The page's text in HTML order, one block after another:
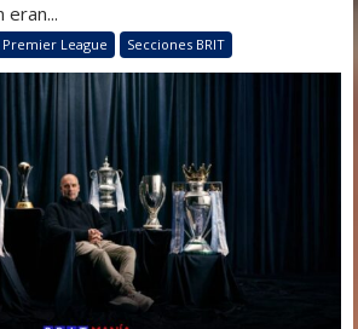
eran...
Premier League Secciones BRIT